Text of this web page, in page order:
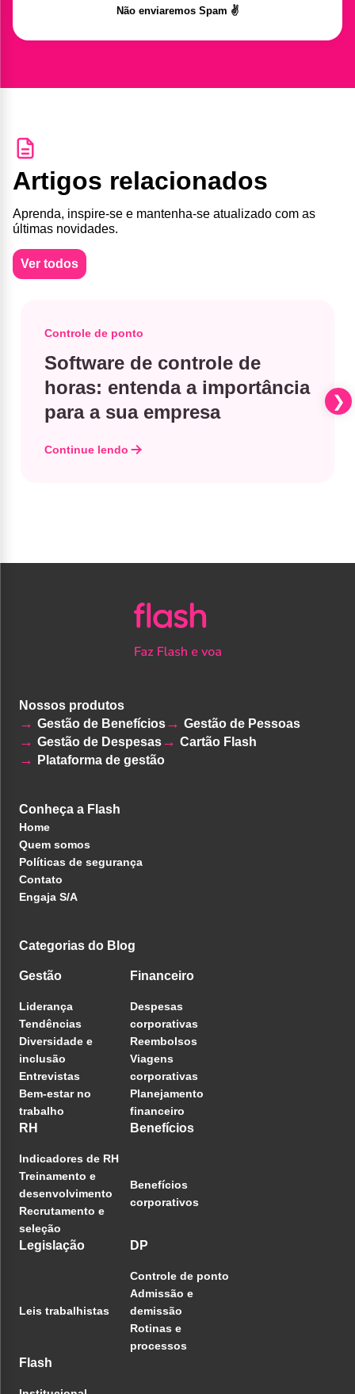
Não enviaremos Spam ✌️
Artigos relacionados
Aprenda, inspire-se e mantenha-se atualizado com as
últimas novidades.
Ver todos
Controle de ponto
Software de controle de
horas: entenda a importância
para a sua empresa
Continue lendo
Nossos produtos
Gestão de Benefícios
Gestão de Pessoas
Gestão de Despesas
Cartão Flash
Plataforma de gestão
Conheça a Flash
Home
Quem somos
Políticas de segurança
Contato
Engaja S/A
Categorias do Blog
Gestão
Liderança
Tendências
Diversidade e
inclusão
Entrevistas
Bem-estar no
trabalho
Financeiro
Despesas
corporativas
Reembolsos
Viagens
corporativas
Planejamento
financeiro
RH
Indicadores de RH
Treinamento e
desenvolvimento
Recrutamento e
seleção
Benefícios
Benefícios
corporativos
Legislação
Leis trabalhistas
DP
Controle de ponto
Admissão e
demissão
Rotinas e
processos
Flash